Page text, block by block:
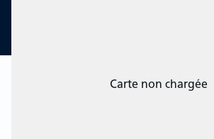
Carte non chargée